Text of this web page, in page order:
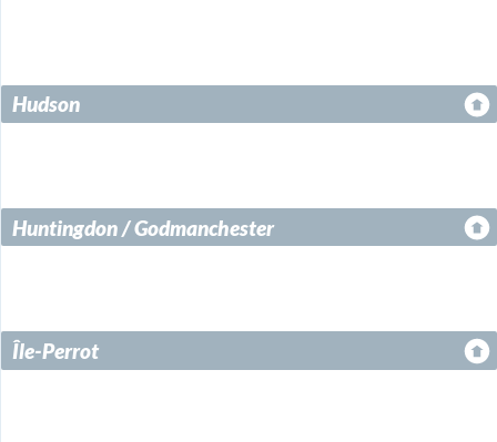
Hudson
Huntingdon / Godmanchester
Île-Perrot